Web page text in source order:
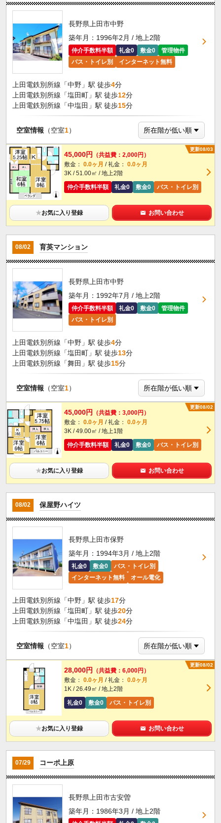
長野県上田市中野
築年月：1996年2月 / 地上2階
仲介手数料半額 礼金0 敷金0
管理物件
バス・トイレ別
インターネット無料
上田電鉄別所線「中野」駅 徒歩4分
上田電鉄別所線「塩田町」駅 徒歩12分
上田電鉄別所線「中塩田」駅 徒歩15分
空室情報 （空室1）
更新08/03
45,000円
（共益費：2,000円）
敷金： 0.0ヶ月 / 礼金： 0.0ヶ月
3K / 51.00㎡ / 地上2階
仲介手数料半額
礼金0 敷金0 バス・トイレ別
★お気に入り登録 お問い合わせ
08/02 育英マンション
長野県上田市中野
築年月：1992年7月 / 地上2階
仲介手数料半額 礼金0 敷金0
管理物件
バス・トイレ別
上田電鉄別所線「中野」駅 徒歩4分
上田電鉄別所線「塩田町」駅 徒歩13分
上田電鉄別所線「舞田」駅 徒歩15分
空室情報 （空室1）
更新08/02
45,000円
（共益費：3,000円）
敷金： 0.0ヶ月 / 礼金： 0.0ヶ月
3K / 49.00㎡ / 地上1階
仲介手数料半額
礼金0 敷金0 バス・トイレ別
★お気に入り登録 お問い合わせ
08/02 保屋野ハイツ
長野県上田市保野
築年月：1994年3月 / 地上2階
礼金0 敷金0
バス・トイレ別
インターネット無料
オール電化
上田電鉄別所線「中野」駅 徒歩17分
上田電鉄別所線「塩田町」駅 徒歩20分
上田電鉄別所線「中塩田」駅 徒歩24分
空室情報 （空室1）
更新08/02
28,000円
（共益費：6,000円）
敷金： 0.0ヶ月 / 礼金： 0.0ヶ月
1K / 26.49㎡ / 地上2階
礼金0
敷金0 バス・トイレ別
★お気に入り登録 お問い合わせ
07/29 コーポ上原
長野県上田市古安曽
築年月：1986年3月 / 地上2階